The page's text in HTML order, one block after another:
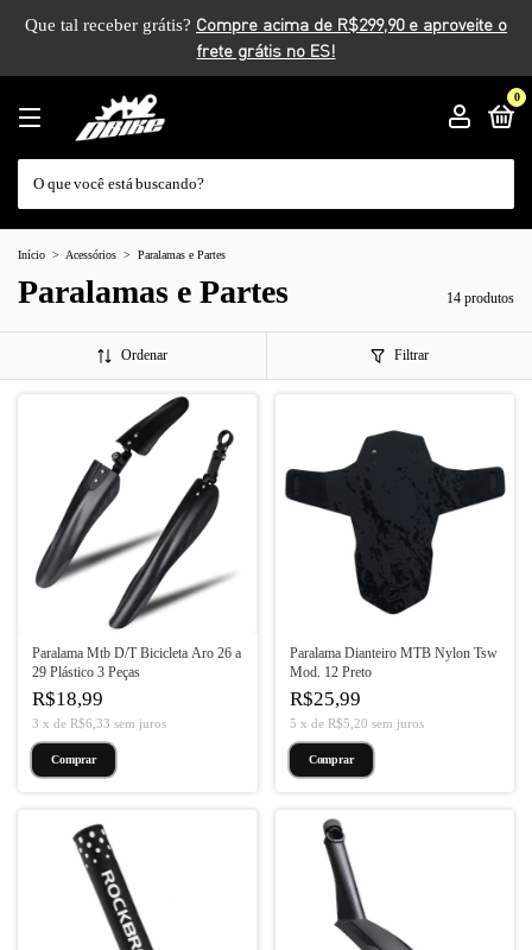
Que tal receber grátis?
0
Início > Acessórios > Paralamas e Partes
Paralamas e Partes 14 produtos
Ordenar Filtrar
Paralama Mtb D/T Bicicleta Aro 26 a
29 Plástico 3 Peças
R$18,99
3 x de R$6,33 sem juros
Paralama Dianteiro MTB Nylon Tsw
Mod. 12 Preto
R$25,99
5 x de R$5,20 sem juros